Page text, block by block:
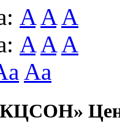
A A A
A A A
Aa